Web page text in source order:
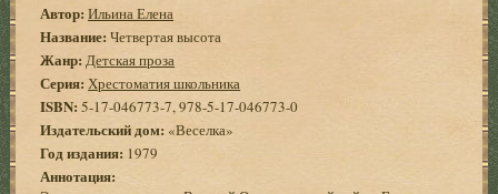
Автор: Ильина Елена
Название: Четвертая высота
Жанр: Детская проза
Серия: Хрестоматия школьника
ISBN: 5-17-046773-7, 978-5-17-046773-0
Издательский дом: «Веселка»
Год издания: 1979
Аннотация: